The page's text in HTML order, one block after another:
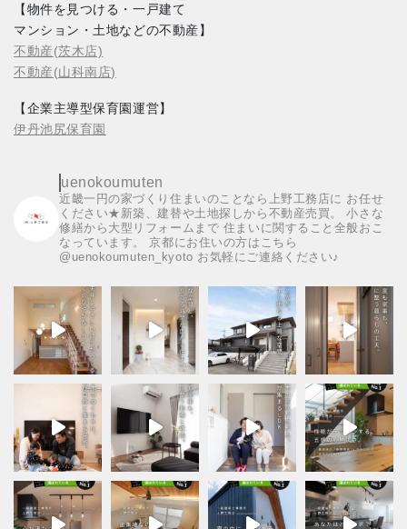
【物件を見つける・一戸建て
マンション・土地などの不動産】
不動産(茨木店)
不動産(山科南店)
【企業主導型保育園運営】
伊丹池尻保育園
uenokoumuten
近畿一円の家づくり住まいのことなら上野工務店に お任せ
ください★新築、建替や土地探しから不動産売買。
小さな
修繕から大型リフォームまで 住まいに関すること全般おこ
なっています。
京都にお住いの方はこちら
@uenokoumuten_kyoto お気軽にご連絡ください♪